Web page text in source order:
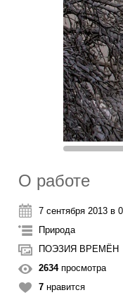
О работе
7 сентября 2013 в
Природа
ПОЭЗИЯ ВРЕМЁН
2634просмотра
7 нравится